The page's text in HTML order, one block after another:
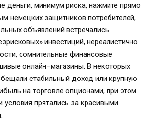
деньги, минимум риска, нажмите прямо
немецких защитников потребителей,
объявлений встречались
инвестиций, нереалистично
сомнительные финансовые
онлайн–магазины. В некоторых
стабильный доход или крупную
на торговле опционами, при этом
условия прятались за красивыми